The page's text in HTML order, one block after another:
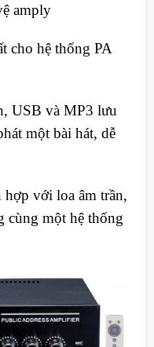
amply
cho hệ thống PA
USB và MP3 lưu
một bài hát, dễ
với loa âm trần,
cùng một hệ thống